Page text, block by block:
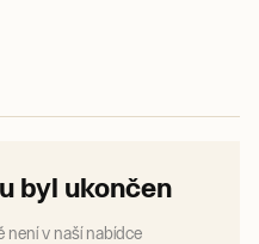
byl ukončen
není v naší nabídce